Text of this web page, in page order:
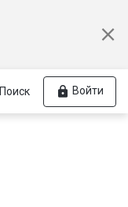
Поиск Войти